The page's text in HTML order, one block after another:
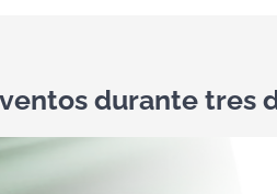
durante tres